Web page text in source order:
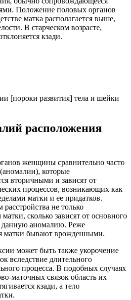
Положение половых органов
матка располагается выше,
В старческом возрасте,
кзади.
[пороки развития] тела и шейки
расположения
женщины сравнительно часто
которые
вторичными и зависят от
процессов, возникающих как
матки и ее придатков.
не только
сколько зависят от основного
данную аномалию. Реже
матки бывают врожденными.
может быть также укорочение
вследствие длительного
процесса. В подобных случаях
маточных связок область их
кзади, а тело